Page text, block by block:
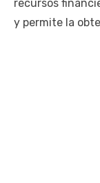
recursos
y permite la